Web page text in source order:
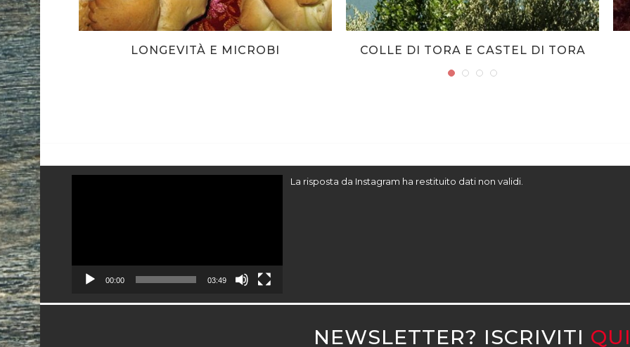
LONGEVITÀ E MICROBI COLLE DI TORA E CASTEL DI TORA
00:00 03:49
La risposta da Instagram ha restituito dati non validi.
NEWSLETTER? ISCRIVITI